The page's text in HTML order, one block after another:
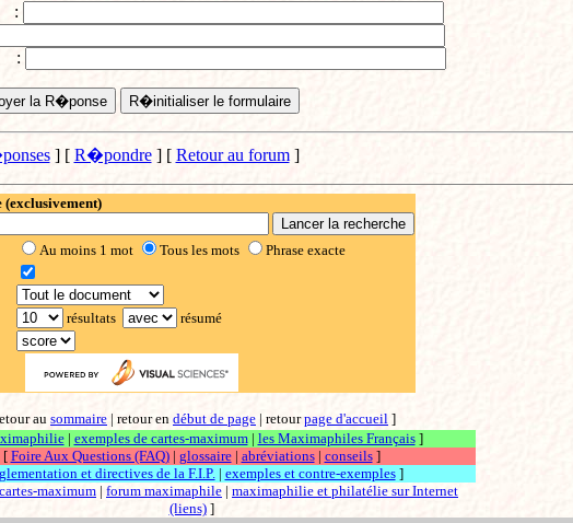
:
:
] [ R�pondre] [ Retour au forum]
(exclusivement)
Au moins 1 mot Tous les mots
Phrase exacte
résultats
résumé
au sommaire | retour en début de page | retourpage d'accueil ]
| exemples de cartes-maximum| les Maximaphiles Français]
[ Foire Aux Questions (FAQ)| glossaire| abréviations| conseils]
et directives de la F.I.P. | exemples et contre-exemples]
maximum | forum maximaphile | maximaphilie et philatélie sur Internet
(liens)]